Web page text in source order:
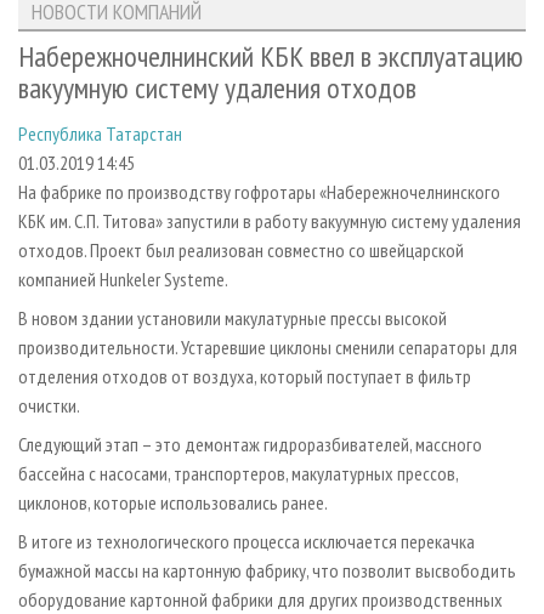
ЛЕСОЗАГОТОВКА
ЛЕСОПИЛЕНИЕ
СУШКА ДРЕВЕСИНЫ
ПРОИЗВОДСТВО ДРЕВЕСНЫХ ПЛИТ
ДЕРЕВЯННОЕ ДОМОСТРОЕНИЕ
ПРОИЗВОДСТВО МЕБЕЛИ
БИОЭНЕРГЕТИКА
ЦБП
ИНСТРУМЕНТ И МАТЕРИАЛЫ
НОВОСТИ ЛПК
НОВОСТИ ЖУРНАЛА
АНАЛИТИКА
ПРЕДПРИЯТИЯ ЛПК
ПЕРСОНЫ
МОБИЛЬНЫЕ ВЫСТАВКИ
ОФИЦИАЛЬНЫЕ ДЕЛЕГАЦИИ
ПРИОРИТЕТНЫЕ ИНВЕСТПРОЕКТЫ
RUSSIAN FORESTRY REVIEW
ГАЗЕТА ЛЕСПРОМФОРУМ
БИБЛИОТЕКА СПЕЦИАЛИСТА
АРХИВ
АРХИВ ЖУРНАЛОВ
СТАТЬИ
О ЖУРНАЛЕ
ПОДПИСКА
КОНТАКТЫ
РЕКЛАМОДАТЕЛЯМ
РЕКЛАМА
РЕКЛАМА НА САЙТЕ
НОВОСТИ КОМПАНИЙ
Набережночелнинский КБК ввел в эксплуатацию
вакуумную систему удаления отходов
Республика Татарстан
01.03.2019 14:45
На фабрике по производству гофротары «Набережночелнинского
КБК им. С.П. Титова» запустили в работу вакуумную систему удаления
отходов. Проект был реализован совместно со швейцарской
компанией Hunkeler Systeme.
В новом здании установили макулатурные прессы высокой
производительности. Устаревшие циклоны сменили сепараторы для
отделения отходов от воздуха, который поступает в фильтр
очистки.
Следующий этап – это демонтаж гидроразбивателей, массного
бассейна с насосами, транспортеров, макулатурных прессов,
циклонов, которые использовались ранее.
В итоге из технологического процесса исключается перекачка
бумажной массы на картонную фабрику, что позволит высвободить
оборудование картонной фабрики для других производственных